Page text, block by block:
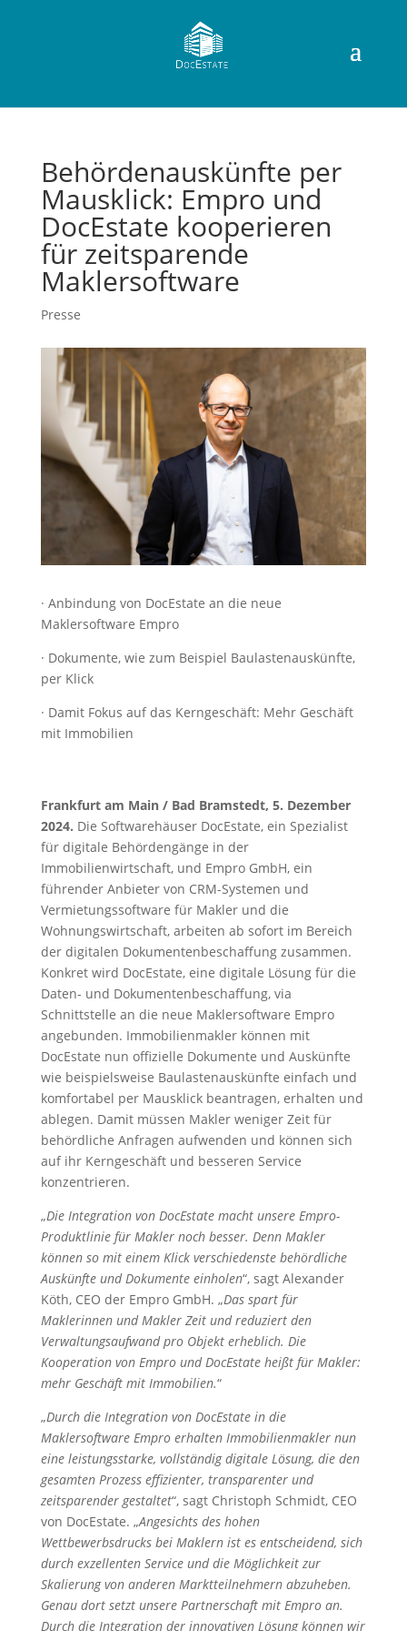
Behördenauskünfte per
Mausklick: Empro und
DocEstate kooperieren
für zeitsparende
Maklersoftware
Presse
· Anbindung von DocEstate an die neue
Maklersoftware Empro
· Dokumente, wie zum Beispiel Baulastenauskünfte,
per Klick
· Damit Fokus auf das Kerngeschäft: Mehr Geschäft
mit Immobilien
Frankfurt am Main / Bad Bramstedt, 5. Dezember
2024. Die Softwarehäuser DocEstate, ein Spezialist
für digitale Behördengänge in der
Immobilienwirtschaft, und Empro GmbH, ein
führender Anbieter von CRM-Systemen und
Vermietungssoftware für Makler und die
Wohnungswirtschaft, arbeiten ab sofort im Bereich
der digitalen Dokumentenbeschaffung zusammen.
Konkret wird DocEstate, eine digitale Lösung für die
Daten- und Dokumentenbeschaffung, via
Schnittstelle an die neue Maklersoftware Empro
angebunden. Immobilienmakler können mit
DocEstate nun offizielle Dokumente und Auskünfte
wie beispielsweise Baulastenauskünfte einfach und
komfortabel per Mausklick beantragen, erhalten und
ablegen. Damit müssen Makler weniger Zeit für
behördliche Anfragen aufwenden und können sich
auf ihr Kerngeschäft und besseren Service
konzentrieren.
„Die Integration von DocEstate macht unsere Empro-
Produktlinie für Makler noch besser. Denn Makler
können so mit einem Klick verschiedenste behördliche
Auskünfte und Dokumente einholen“, sagt Alexander
Köth, CEO der Empro GmbH. „Das spart für
Maklerinnen und Makler Zeit und reduziert den
Verwaltungsaufwand pro Objekt erheblich. Die
Kooperation von Empro und DocEstate heißt für Makler:
mehr Geschäft mit Immobilien.“
„Durch die Integration von DocEstate in die
Maklersoftware Empro erhalten Immobilienmakler nun
eine leistungsstarke, vollständig digitale Lösung, die den
gesamten Prozess effizienter, transparenter und
zeitsparender gestaltet“, sagt Christoph Schmidt, CEO
von DocEstate. „Angesichts des hohen
Wettbewerbsdrucks bei Maklern ist es entscheidend, sich
durch exzellenten Service und die Möglichkeit zur
Skalierung von anderen Marktteilnehmern abzuheben.
Genau dort setzt unsere Partnerschaft mit Empro an.
Durch die Integration der innovativen Lösung können wir